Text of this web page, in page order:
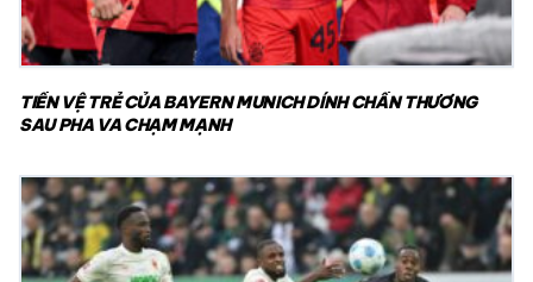
TIỀN VỆ TRẺ CỦA BAYERN MUNICH DÍNH CHẤN THƯƠNG
SAU PHA VA CHẠM MẠNH